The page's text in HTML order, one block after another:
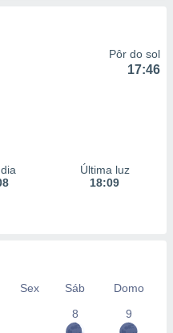
Pôr do sol
17:46
Última luz
18:09
Sex Sáb
Domo
8
9